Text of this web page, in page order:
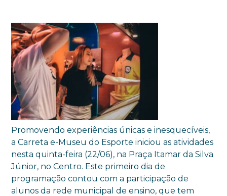
Promovendo experiências únicas e inesquecíveis,
a Carreta e-Museu do Esporte iniciou as atividades
nesta quinta-feira (22/06), na Praça Itamar da Silva
Júnior, no Centro. Este primeiro dia de
programação contou com a participação de
alunos da rede municipal de ensino, que tem